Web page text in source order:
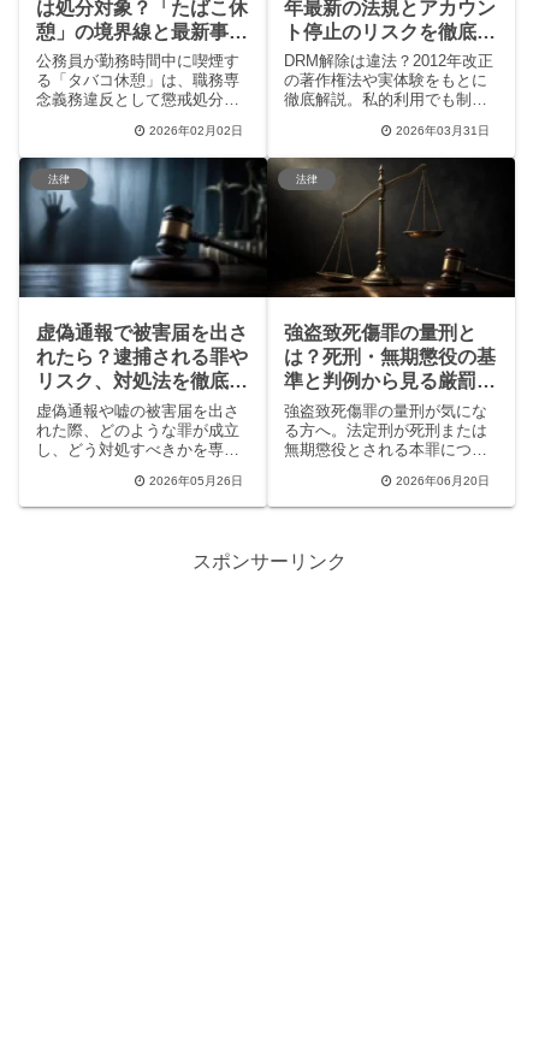
は処分対象？「たばこ休
憩」の境界線と最新事例
を解説
公務員が勤務時間中に喫煙す
る「タバコ休憩」は、職務専
念義務違反として懲戒処分の
ます。岐阜県副知事のけん責
処分や大阪府の給与返還事例
など、最新ニュースと最高裁
の判断基準を徹底解説。SNS
での賛否両論や自治体のルー
ル整備の現状についても詳し
くまとめました。
2026年02月02日
年最新の法規とアカウン
ト停止のリスクを徹底解
説
DRM解除は違法？2012年改正
の著作権法や実体験をもとに
徹底解説。私的利用でも制限
アカウント停止のリスク、過
去の逮捕事例（コミスケ事
件）まで網羅。KindleやNetflix
を安全に楽しむための代替案
やDRMフリーの未来について
も触れ、コンテンツ利用の正
しい知識を提供します。
2026年03月31日
法律
虚偽通報で被害届を出さ
れたら？逮捕される罪や
リスク、対処法を徹底解
説
虚偽通報や嘘の被害届を出さ
れた際、どのような罪が成立
し、どう対処すべきかを専門
訴罪や偽計業務妨害罪のリス
ク、逮捕を避けるための弁護
晴らし、人生を守るための具
2026年05月26日
法律
強盗致死傷罪の量刑と
は？死刑・無期懲役の基
準と判例から見る厳罰化
の傾向
強盗致死傷罪の量刑が気にな
る方へ。法定刑が死刑または
無期懲役とされる本罪につい
無期懲役求刑など）をもとに
量刑の判断基準や実態をわか
重さと社会的な厳罰化の背景
2026年06月20日
スポンサーリンク